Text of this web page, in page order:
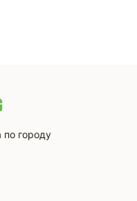
по городу